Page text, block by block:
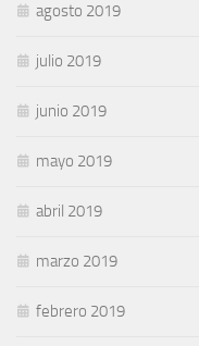
agosto 2019
julio 2019
junio 2019
mayo 2019
abril 2019
marzo 2019
febrero 2019